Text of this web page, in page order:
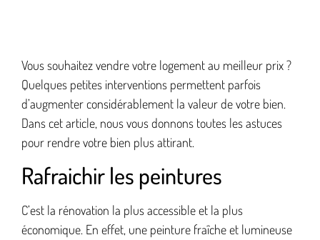
Vous souhaitez vendre votre logement au meilleur prix ?
Quelques petites interventions permettent parfois
d’augmenter considérablement la valeur de votre bien.
Dans cet article, nous vous donnons toutes les astuces
pour rendre votre bien plus attirant.
Rafraichir les peintures
C’est la rénovation la plus accessible et la plus
économique. En effet, une peinture fraîche et lumineuse